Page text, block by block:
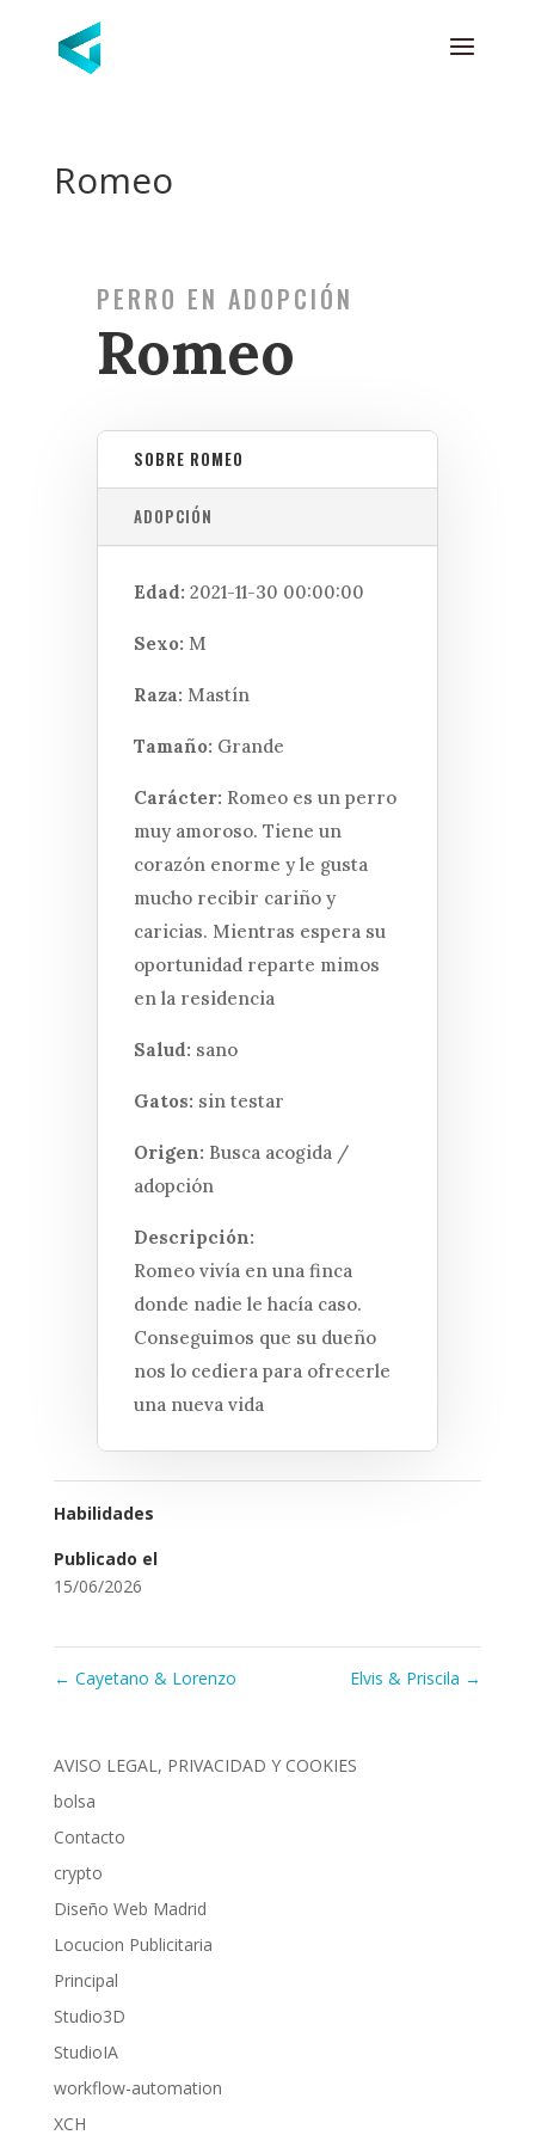
Romeo
PERRO EN ADOPCIÓN
Romeo
SOBRE ROMEO
ADOPCIÓN
Edad: 2021-11-30 00:00:00
Sexo: M
Raza: Mastín
Tamaño: Grande
Carácter: Romeo es un perro
muy amoroso. Tiene un
corazón enorme y le gusta
mucho recibir cariño y
caricias. Mientras espera su
oportunidad reparte mimos
en la residencia
Salud: sano
Gatos: sin testar
Origen: Busca acogida /
adopción
Descripción:
Romeo vivía en una finca
donde nadie le hacía caso.
Conseguimos que su dueño
nos lo cediera para ofrecerle
una nueva vida
Habilidades
Publicado el
15/06/2026
← Cayetano & Lorenzo Elvis & Priscila →
AVISO LEGAL, PRIVACIDAD Y COOKIES
bolsa
Contacto
crypto
Diseño Web Madrid
Locucion Publicitaria
Principal
Studio3D
StudioIA
workflow-automation
XCH